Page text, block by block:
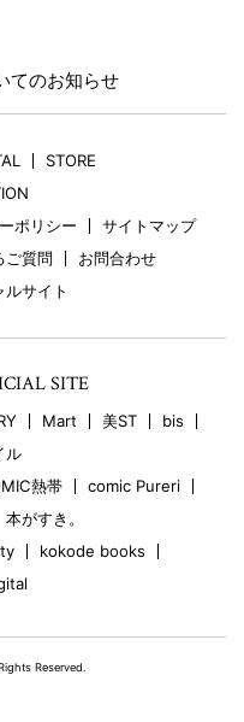
てのお知らせ
STORE
ポリシー
サイトマップ
ご質問
お問合わせ
サイト
SITE
Mart 美ST
bis
ル
熱帯
comic Pureri
本がすき。
kokode books
Reserved.